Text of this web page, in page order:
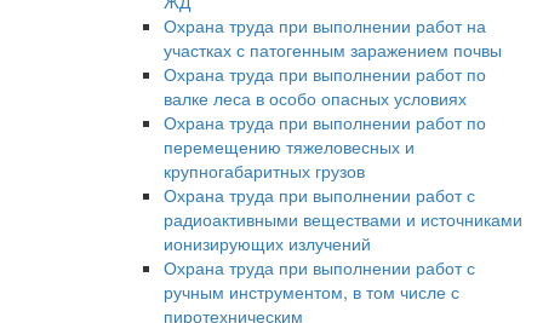
Охрана труда при выполнении работ на
участках с патогенным заражением почвы
Охрана труда при выполнении работ по
валке леса в особо опасных условиях
Охрана труда при выполнении работ по
перемещению тяжеловесных и
крупногабаритных грузов
Охрана труда при выполнении работ с
радиоактивными веществами и источниками
ионизирующих излучений
Охрана труда при выполнении работ с
ручным инструментом, в том числе с
пиротехническим